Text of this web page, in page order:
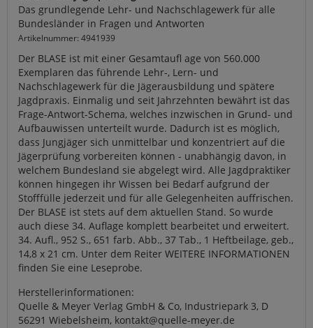
Das grundlegende Lehr- und Nachschlagewerk für alle
Bundesländer in Fragen und Antworten
Artikelnummer: 4941939
Der BLASE ist mit einer Gesamtaufl age von 560.000
Exemplaren das führende Lehr-, Lern- und
Nachschlagewerk für die Jägerausbildung und spätere
Jagdpraxis. Einmalig und seit Jahrzehnten bewährt ist das
Frage-Antwort-Schema, welches inzwischen in Grund- und
Aufbauwissen unterteilt wurde. Dadurch ist es möglich,
dass Jungjäger sich unmittelbar und konzentriert auf die
Jägerprüfung vorbereiten können - unabhängig davon, in
welchem Bundesland sie abgelegt wird. Alle Jagdpraktiker
können hingegen ihr Wissen bei Bedarf aufgrund der
Stofffülle jederzeit und für alle Gelegenheiten auffrischen.
Der BLASE ist stets auf dem aktuellen Stand. So wurde
auch diese 34. Auflage komplett bearbeitet und erweitert.
34. Aufl., 952 S., 651 farb. Abb., 37 Tab., 1 Heftbeilage, geb.,
14,8 x 21 cm. Unter dem Reiter WEITERE INFORMATIONEN
finden Sie eine Leseprobe.
Herstellerinformationen:
Quelle & Meyer Verlag GmbH & Co, Industriepark 3, D
56291 Wiebelsheim, kontakt@quelle-meyer.de